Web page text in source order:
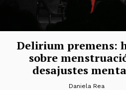
Delirium premens:
sobre
desajustes
Daniela Rea